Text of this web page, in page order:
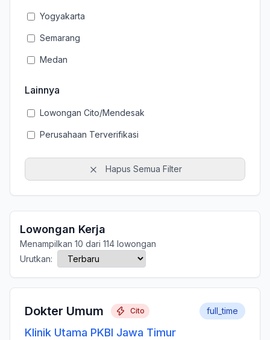
Yogyakarta
Semarang
Medan
Lainnya
Lowongan Cito/Mendesak
Perusahaan Terverifikasi
Hapus Semua Filter
Lowongan Kerja
Menampilkan 10 dari 114 lowongan
Urutkan:
Dokter Umum Cito
Klinik Utama PKBI Jawa Timur
full_time